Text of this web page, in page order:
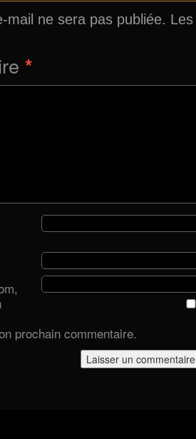
mail ne sera pas publiée.
*
prochain commentaire.